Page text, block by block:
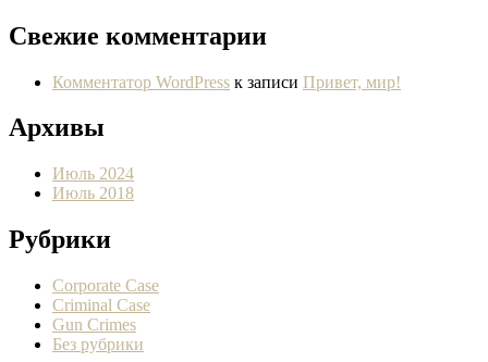
Свежие комментарии
Комментатор WordPress к записи Привет, мир!
Архивы
Июль 2024
Июль 2018
Рубрики
Corporate Case
Criminal Case
Gun Crimes
Без рубрики